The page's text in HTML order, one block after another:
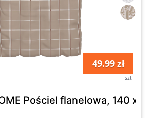
49.99 zł
szt
Pościel flanelowa, 140 x